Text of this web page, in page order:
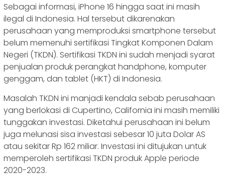
Sebagai informasi, iPhone 16 hingga saat ini masih
ilegal di Indonesia. Hal tersebut dikarenakan
perusahaan yang memproduksi smartphone tersebut
belum memenuhi sertifikasi Tingkat Komponen Dalam
Negeri (TKDN). Sertifikasi TKDN ini sudah menjadi syarat
penjualan produk perangkat handphone, komputer
genggam, dan tablet (HKT) di Indonesia.
Masalah TKDN ini manjadi kendala sebab perusahaan
yang berlokasi di Cupertino, California ini masih memiliki
tunggakan investasi. Diketahui perusahaan ini belum
juga melunasi sisa investasi sebesar 10 juta Dolar AS
atau sekitar Rp 162 miliar. Investasi ini ditujukan untuk
memperoleh sertifikasi TKDN produk Apple periode
2020-2023.